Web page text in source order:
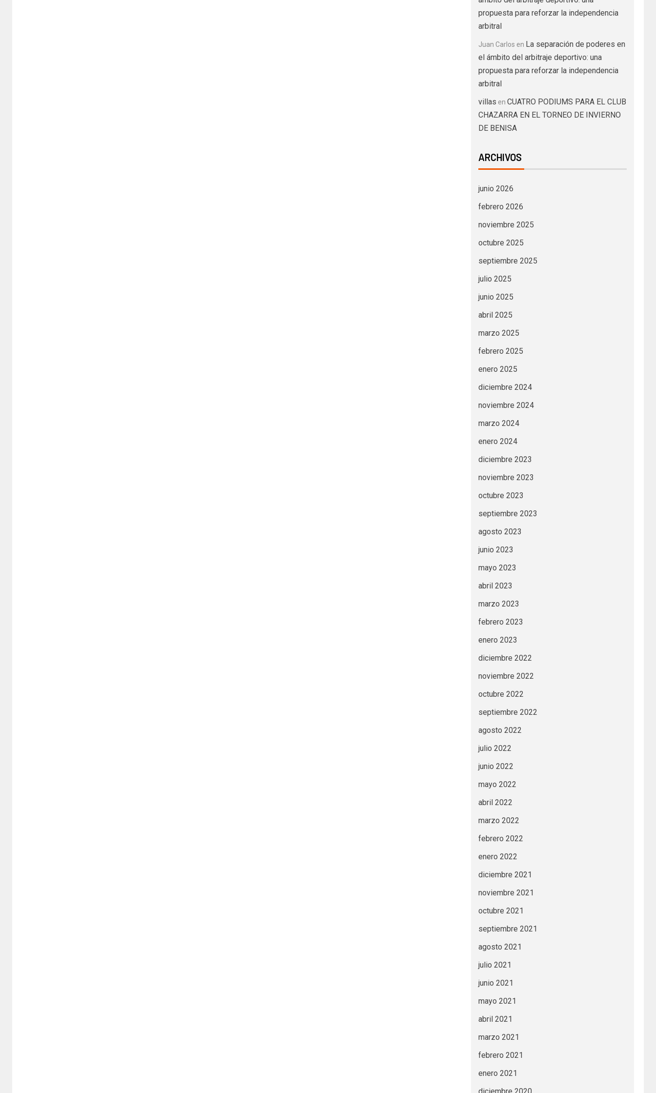
propuesta para reforzar la independencia
arbitral
Juan Carlos en La separación de poderes en
el ámbito del arbitraje deportivo: una
propuesta para reforzar la independencia
arbitral
villas en CUATRO PODIUMS PARA EL CLUB
CHAZARRA EN EL TORNEO DE INVIERNO
DE BENISA
ARCHIVOS
junio 2026
febrero 2026
noviembre 2025
octubre 2025
septiembre 2025
julio 2025
junio 2025
abril 2025
marzo 2025
febrero 2025
enero 2025
diciembre 2024
noviembre 2024
marzo 2024
enero 2024
diciembre 2023
noviembre 2023
octubre 2023
septiembre 2023
agosto 2023
junio 2023
mayo 2023
abril 2023
marzo 2023
febrero 2023
enero 2023
diciembre 2022
noviembre 2022
octubre 2022
septiembre 2022
agosto 2022
julio 2022
junio 2022
mayo 2022
abril 2022
marzo 2022
febrero 2022
enero 2022
diciembre 2021
noviembre 2021
octubre 2021
septiembre 2021
agosto 2021
julio 2021
junio 2021
mayo 2021
abril 2021
marzo 2021
febrero 2021
enero 2021